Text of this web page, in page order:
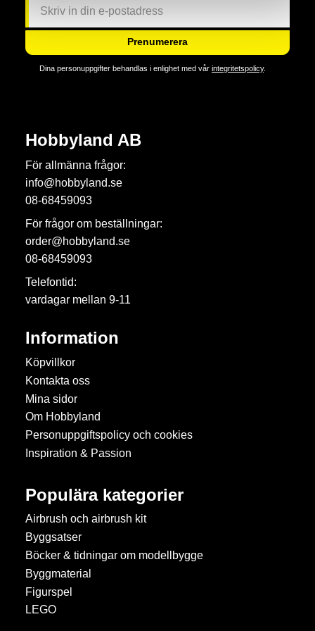
Prenumerera
Dina personuppgifter behandlas i enlighet med vår integritetspolicy.
Hobbyland AB
För allmänna frågor:
info@hobbyland.se
08-68459093
För frågor om beställningar:
order@hobbyland.se
08-68459093
Telefontid:
vardagar mellan 9-11
Information
Köpvillkor
Kontakta oss
Mina sidor
Om Hobbyland
Personuppgiftspolicy och cookies
Inspiration & Passion
Populära kategorier
Airbrush och airbrush kit
Byggsatser
Böcker & tidningar om modellbygge
Byggmaterial
Figurspel
LEGO